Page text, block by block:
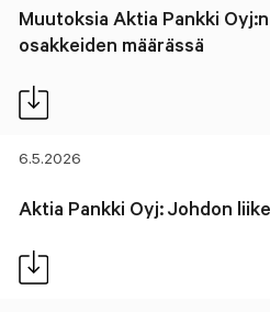
Muutoksia Aktia Pankki
osakkeiden määrässä
6.5.2026
Aktia Pankki Oyj: Johdon